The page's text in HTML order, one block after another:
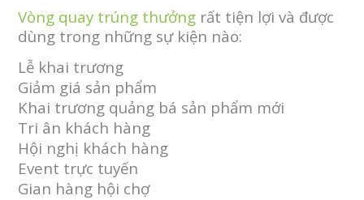
Vòng quay trúng thưởng rất tiện lợi và được
dùng trong những sự kiện nào:
Lễ khai trương
Giảm giá sản phẩm
Khai trương quảng bá sản phẩm mới
Tri ân khách hàng
Hội nghị khách hàng
Event trực tuyến
Gian hàng hội chợ